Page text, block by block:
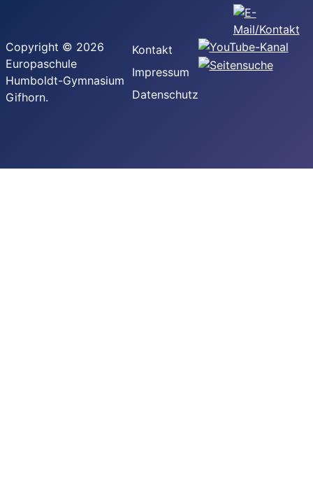
Copyright © 2026
Europaschule
Humboldt-Gymnasium
Gifhorn.
Kontakt
Impressum
Datenschutz